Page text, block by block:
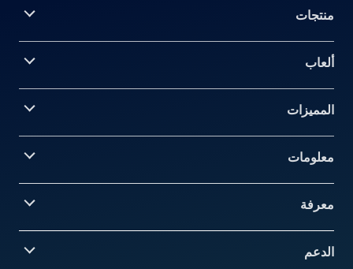
منتجات
ألعاب
المميزات
معلومات‎
معرفة
الدعم